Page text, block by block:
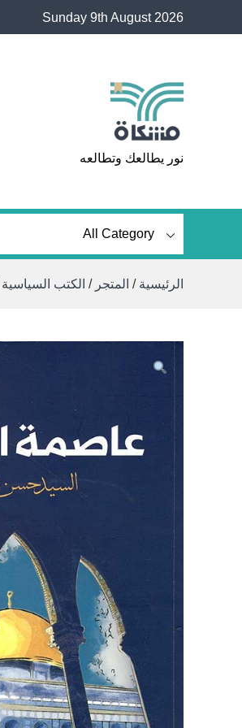
Sunday 9th August 2026
مشكاة
نور يطالعك وتطالعه
الرئيسية / المتجر / الكتب السياسية